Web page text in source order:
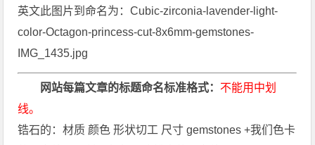
英文此图片到命名为：Cubic-zirconia-lavender-light-
color-Octagon-princess-cut-8x6mm-gemstones-
IMG_1435.jpg
网站每篇文章的标题命名标准格式： 不能用中划
线。
锆石的：材质 颜色 形状切工 尺寸 gemstones +我们色卡